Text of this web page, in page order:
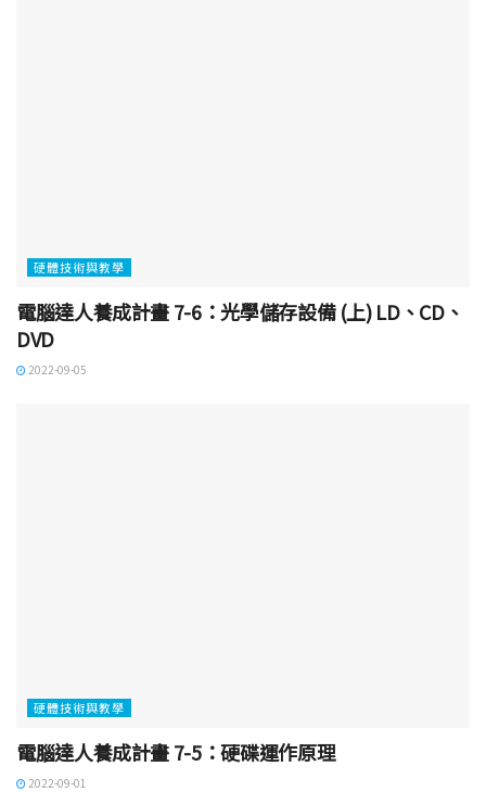
硬體技術與教學
電腦達人養成計畫 7-6：光學儲存設備 (上) LD、CD、
DVD
2022-09-05
硬體技術與教學
電腦達人養成計畫 7-5：硬碟運作原理
2022-09-01